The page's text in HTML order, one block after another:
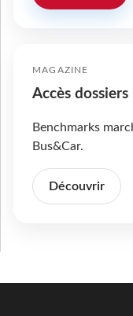
MAGAZINE
Accès dossiers
Benchmarks
Bus&Car.
Découvrir